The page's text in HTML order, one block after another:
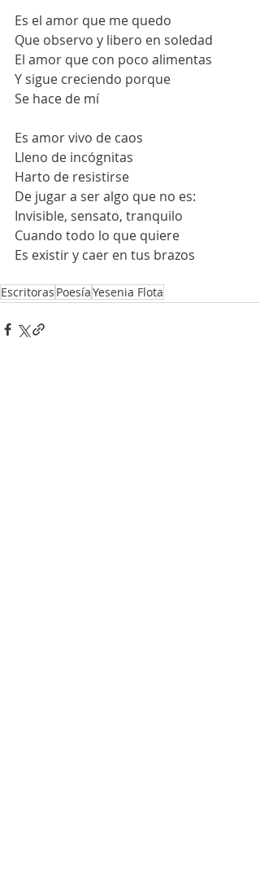
Es el amor que me quedo
Que observo y libero en soledad
El amor que con poco alimentas
Y sigue creciendo porque
Se hace de mí
Es amor vivo de caos
Lleno de incógnitas
Harto de resistirse
De jugar a ser algo que no es:
Invisible, sensato, tranquilo
Cuando todo lo que quiere
Es existir y caer en tus brazos
Escritoras PoesíaYesenia Flota